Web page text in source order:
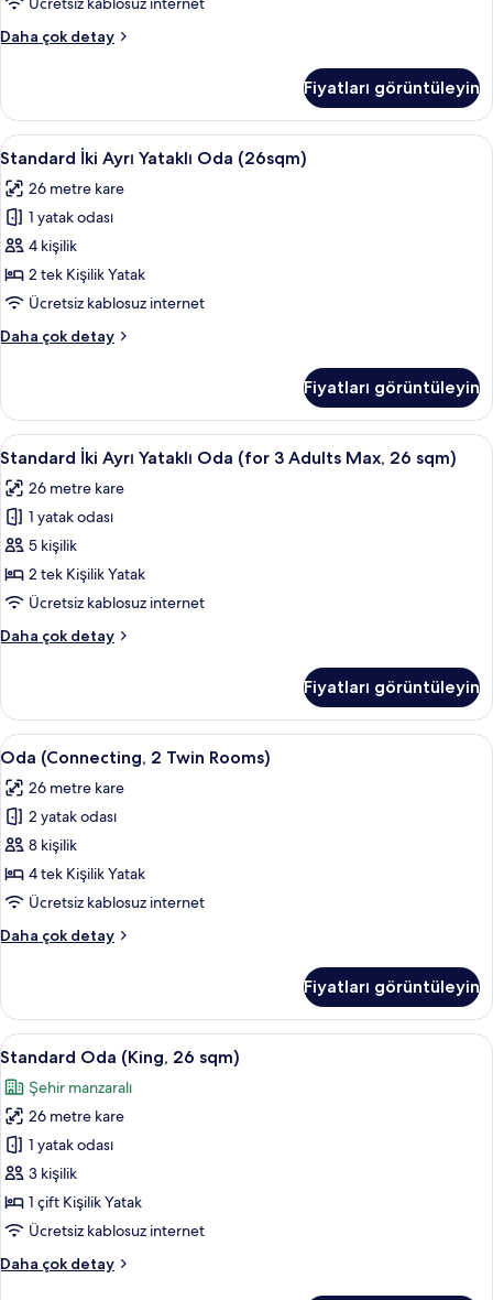
fotoğrafları
Daha çok detay
Comfort
Oda
(21.2
sqm)
daha
fazla
Fiyatları görüntüleyin
Standard
İki
Ayrı
Yataklı
Oda
(26sqm)
için
fotoğrafları
Kuştüyü yorgan, odada kasa,
12
Standard İki Ayrı Yataklı Oda (26sqm)
26 metre kare
1 yatak odası
4 kişilik
2 tek Kişilik Yatak
Ücretsiz kablosuz internet
Daha çok detay
Standard
Oda
(26sqm)
hakkında
fazla
detay
Fiyatları görüntüleyin
Standard
İki
Ayrı
Yataklı
Oda
(for
3
Max,
için
tüm
fotoğrafları
görün
Kuştüyü yorgan, odada kasa,
12
Standard İki Ayrı Yataklı Oda (for 3 Adults Max, 26 sqm)
26 metre kare
1 yatak odası
5 kişilik
2 tek Kişilik Yatak
Ücretsiz kablosuz internet
Daha çok detay
Standard
Oda
(for
3
Adults
Max,
26
hakkında
daha
fazla
detay
Fiyatları görüntüleyin
Oda
(Connecting,
2
Twin
Rooms)
için
tüm
görün
Oda (Connecting, 2 Twin Rooms) |
13
Oda (Connecting, 2 Twin Rooms)
26 metre kare
2 yatak odası
8 kişilik
4 tek Kişilik Yatak
Ücretsiz kablosuz internet
Daha çok detay
Oda
Rooms)
hakkında
daha
detay
Fiyatları görüntüleyin
Standard
Oda
(King,
26
sqm)
için
tüm
fotoğrafları
Standard Oda (King, 26 sqm) |
14
Standard Oda (King, 26 sqm)
Şehir manzaralı
26 metre kare
1 yatak odası
3 kişilik
1 çift Kişilik Yatak
Ücretsiz kablosuz internet
Daha çok detay
Standard